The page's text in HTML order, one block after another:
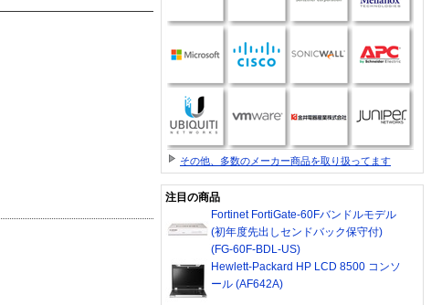
その他、多数のメーカー商品を取り扱ってます
注目の商品
Fortinet FortiGate-60Fバンドルモデル
(初年度先出しセンドバック保守付)
(FG-60F-BDL-US)
Hewlett-Packard HP LCD 8500 コンソ
ール (AF642A)